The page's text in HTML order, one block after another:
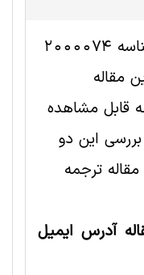
فایل انگلیسی این مقاله با شناسه 2000074
مقاله
قابل مشاهده
این دو
ترجمه
آدرس ایمیل